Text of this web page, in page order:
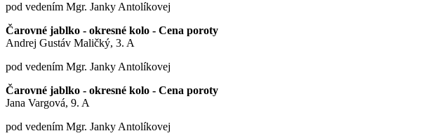
pod vedením Mgr. Janky Antolíkovej
Čarovné jablko - okresné kolo - Cena poroty
Andrej Gustáv Maličký, 3. A
pod vedením Mgr. Janky Antolíkovej
Čarovné jablko - okresné kolo - Cena poroty
Jana Vargová, 9. A
pod vedením Mgr. Janky Antolíkovej